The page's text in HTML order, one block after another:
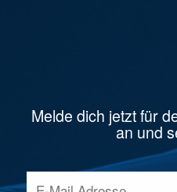
Melde dich jetzt für
an und